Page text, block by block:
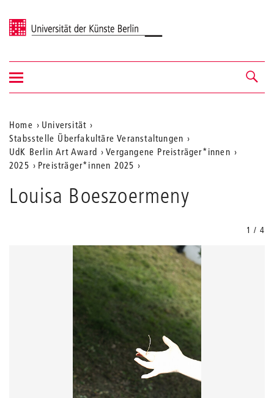
Universität der Künste Berlin
Navigation &
Suche
Navigation
ein-/ausblenden
Aktuelle
Position
auf
der
Webseite
Home
Universität
Stabsstelle Überfakultäre Veranstaltungen
UdK Berlin Art Award
Vergangene Preisträger*innen
2025
Preisträger*innen 2025
Louisa Boeszoermeny
1 / 4